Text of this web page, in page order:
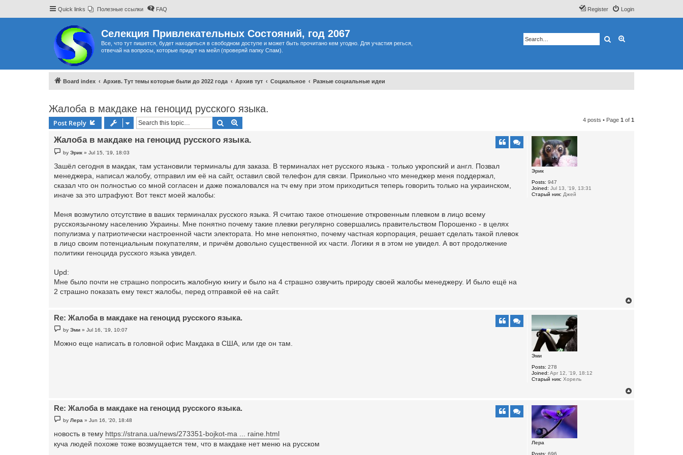
Quick links Полезные ссылки FAQ Login
Register
Селекция Привлекательных Состояний, год 2067
Все, что тут пишется, будет находиться в свободном доступе и может быть прочитано кем угодно. Для участия регься,
отвечай на вопросы, которые придут на мейл (проверяй папку Спам).
Search
Board index Архив. Тут темы которые были до 2022 года Архив тут Социальное Разные социальные идеи
Жалоба в макдаке на геноцид русского языка.
Post Reply Search 4 posts • Page 1 of 1
Эрик
Posts: 947
Joined: Jul 13, '19, 13:31
Старый ник: Джей
Жалоба в макдаке на геноцид русского языка.
P
o
t
byЭрик »Jul 15, '19, 18:03
Зашёл сегодня в макдак, там установили терминалы для заказа. В терминалах нет русского языка - только укропский и англ. Позвал
менеджера, написал жалобу, отправил им её на сайт, оставил свой телефон для связи. Прикольно что менеджер меня поддержал,
сказал что он полностью со мной согласен и даже пожаловался на тч ему при этом приходиться теперь говорить только на украинском,
иначе за это штрафуют. Вот текст моей жалобы:
Меня возмутило отсутствие в ваших терминалах русского языка. Я считаю такое отношение откровенным плевком в лицо всему
русскоязычному населению Украины. Мне понятно почему такие плевки регулярно совершались правительством Порошенко - в целях
популизма у патриотически настроенной части электората. Но мне непонятно, почему частная корпорация, решает сделать такой плевок
в лицо своим потенциальным покупателям, и причём довольно существенной их части. Логики я в этом не увидел. А вот продолжение
политики геноцида русского языка увидел.
Upd:
Мне было почти не страшно попросить жалобную книгу и было на 4 страшно озвучить природу своей жалобы менеджеру. И было ещё на
2 страшно показать ему текст жалобы, перед отправкой её на сайт.
Эми
Posts: 278
Joined: Apr 12, '19, 18:12
Старый ник: Хорель
Re: Жалоба в макдаке на геноцид русского языка.
P
o
t
byЭми »Jul 16, '19, 10:07
Можно еще написать в головной офис Макдака в США, или где он там.
Лера
Posts: 696
Re: Жалоба в макдаке на геноцид русского языка.
P
o
t
byЛера »Jun 16, '20, 18:48
новость в тему https://strana.ua/news/273351-bojkot-ma ... raine.html
куча людей похоже тоже возмущается тем, что в макдаке нет меню на русском